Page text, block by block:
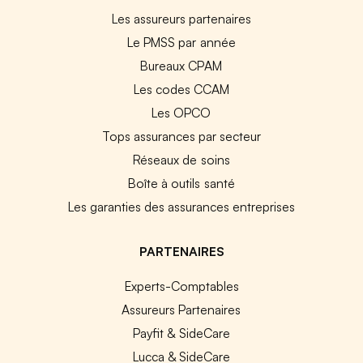
Les assureurs partenaires
Le PMSS par année
Bureaux CPAM
Les codes CCAM
Les OPCO
Tops assurances par secteur
Réseaux de soins
Boîte à outils santé
Les garanties des assurances entreprises
PARTENAIRES
Experts-Comptables
Assureurs Partenaires
Payfit & SideCare
Lucca & SideCare